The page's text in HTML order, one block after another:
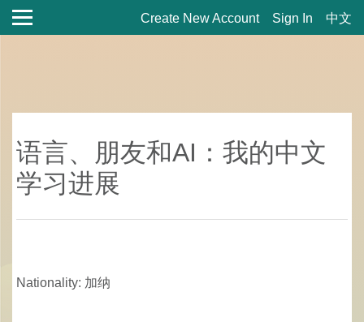
Create New Account Sign In 中文
语言、朋友和AI：我的中文
学习进展
Nationality: 加纳